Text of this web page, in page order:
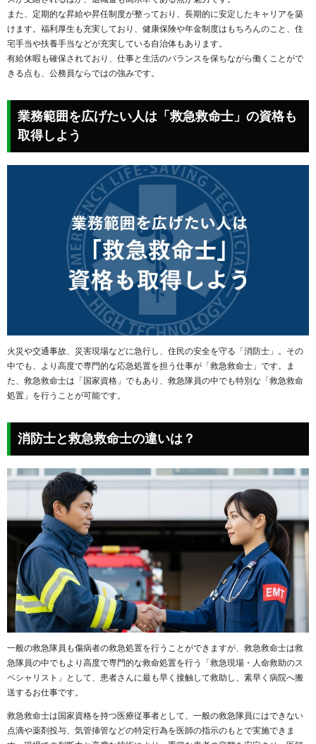
また、定期的な昇給や昇任制度が整っており、長期的に安定したキャリアを築
けます。福利厚生も充実しており、健康保険や年金制度はもちろんのこと、住
宅手当や扶養手当などが充実している自治体もあります。
有給休暇も確保されており、仕事と生活のバランスを保ちながら働くことがで
きる点も、公務員ならではの強みです。
業務範囲を広げたい人は「救急救命士」の資格も
取得しよう
火災や交通事故、災害現場などに急行し、住民の安全を守る「消防士」。その
中でも、より高度で専門的な応急処置を担う仕事が「救急救命士」です。ま
た、救急救命士は「国家資格」でもあり、救急隊員の中でも特別な「救急救命
処置」を行うことが可能です。
消防士と救急救命士の違いは？
一般の救急隊員も傷病者の救急処置を行うことができますが、救急救命士は救
急隊員の中でもより高度で専門的な救命処置を行う「救急現場・人命救助のス
ペシャリスト」として、患者さんに最も早く接触して救助し、素早く病院へ搬
送するお仕事です。
救急救命士は国家資格を持つ医療従事者として、一般の救急隊員にはできない
点滴や薬剤投与、気管挿管などの特定行為を医師の指示のもとで実施できま